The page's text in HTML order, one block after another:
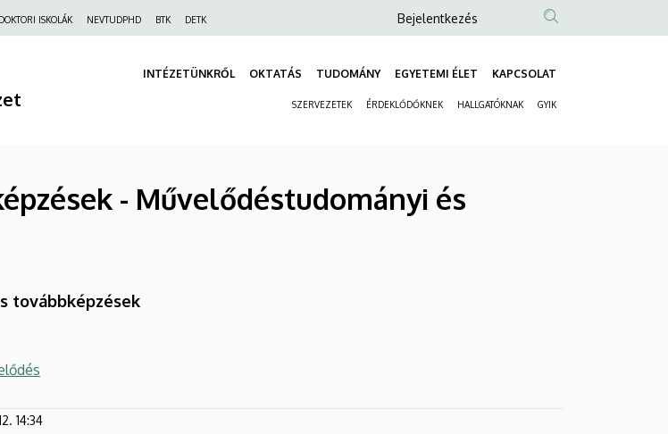
DOKTORI ISKOLÁK NEVTUDPHD BTK DETK
Anonim
fiók
menüje
Bejelentkezés
INTÉZETÜNKRŐL OKTATÁS TUDOMÁNY EGYETEMI ÉLET KAPCSOLAT
SZERVEZETEK ÉRDEKLŐDŐKNEK HALLGATÓKNAK GYIK
- Művelődéstudományi és
továbbképzések
14:34